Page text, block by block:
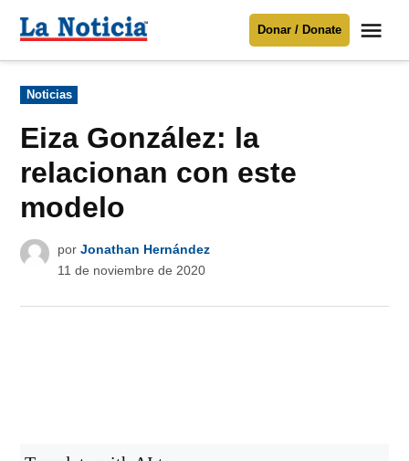
Para mantenerte informado necesitamos
Donar
contenido
Noticia
Donar / Donate
Publicado
en
Noticias
Eiza González: la
relacionan con este
modelo
por Jonathan Hernández
11 de noviembre de 2020